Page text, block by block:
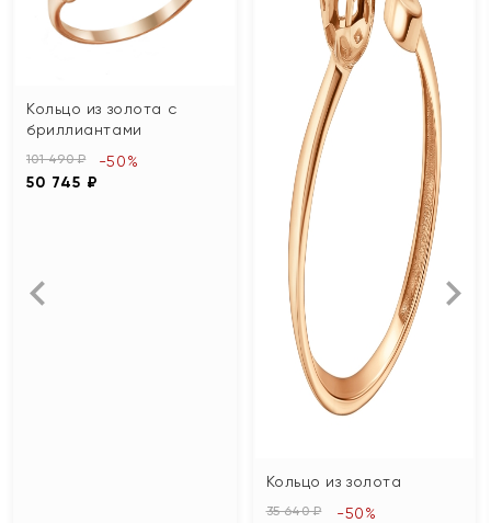
Кольцо из золота с
бриллиантами
101 490 ₽
50 745 ₽
-50%
Кольцо из золота
35 640 ₽ -50%